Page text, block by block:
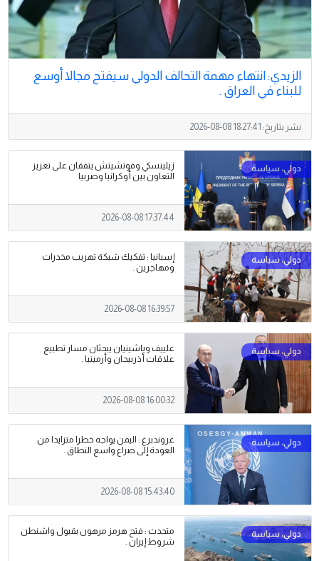
الزيدي: انتهاء مهمة التحالف الدولي سيفتح مجالا أوسع
للبناء في العراق .
نشر بتاريخ: 2026-08-08 18:27:41
زيلينسكي وفوتشيتش يتفقان على تعزيز
التعاون بين أوكرانيا وصربيا
2026-08-08 17:37:44
إسبانيا : تفكيك شبكة تهريب مخدرات
ومهاجرين .
2026-08-08 16:39:57
علييف وباشينيان يبحثان مسار تطبيع
علاقات أذربيجان وأرمينيا .
2026-08-08 16:00:32
غروندبرغ : اليمن يواجه خطرا متزايدا من
العودة إلى صراع واسع النطاق .
2026-08-08 15:43:40
متحدث : فتح هرمز مرهون بقبول واشنطن
شروط إيران .